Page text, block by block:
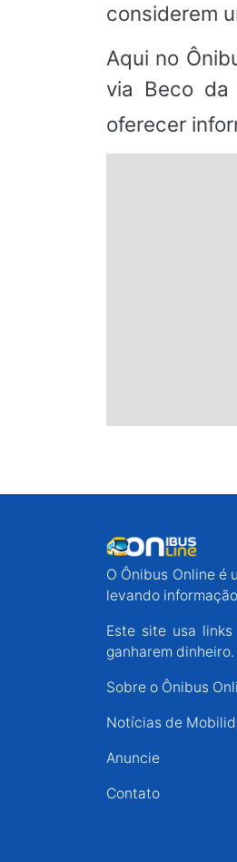
considerem
Aqui no
via Beco da
oferecer
O Ônibus Online é
levando
Este site usa
ganharem dinheiro.
Sobre o Ônibus
Notícias de
Anuncie
Contato